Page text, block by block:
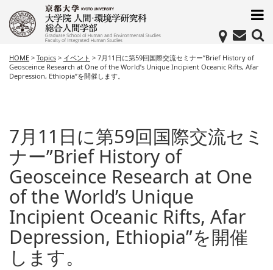
HOME > Topics > イベント > 7月11日に第59回国際交流セミナー”Brief History of
Geosceince Research at One of the World’s Unique Incipient Oceanic Rifts, Afar
Depression, Ethiopia”を開催します。
7月11日に第59回国際交流セミ
ナー”Brief History of
Geosceince Research at One
of the World’s Unique
Incipient Oceanic Rifts, Afar
Depression, Ethiopia”を開催
します。